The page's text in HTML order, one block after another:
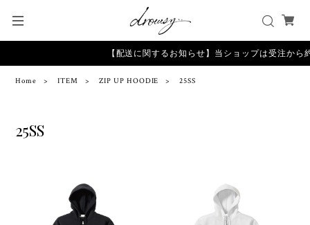
【配送に関するお知らせ】当ショップは受注から
Home ITEM ZIP UP HOODIE 25SS
25SS